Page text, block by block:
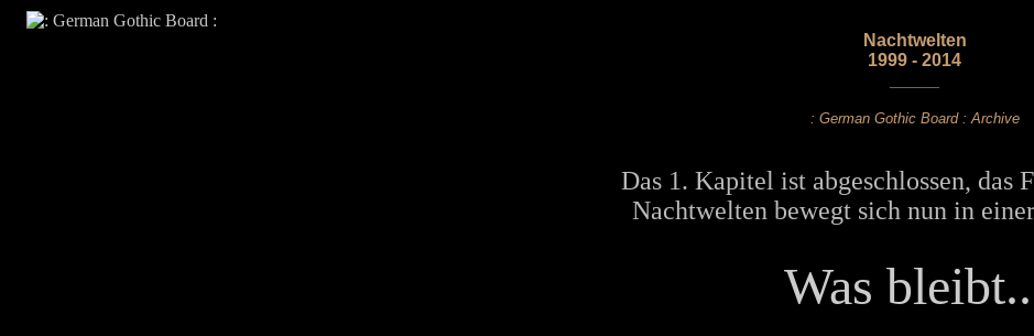
Nachtwelten
1999 - 2014
: German Gothic Board : Archive
Das 1. Kapitel ist abgeschlossen, das
Nachtwelten bewegt sich nun in
Was